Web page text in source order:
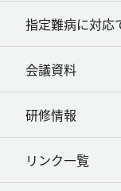
指定難病に対応
会議資料
研修情報
リンク一覧